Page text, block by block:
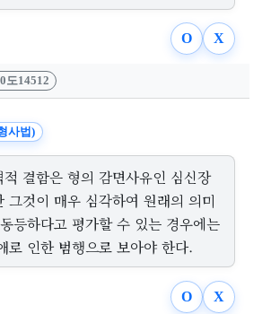
O X
도14512
사법)
결함은 형의 감면사유인 심신장
그것이 매우 심각하여 원래의 의미
등하다고 평가할 수 있는 경우에는
로 인한 범행으로 보아야 한다.
O X